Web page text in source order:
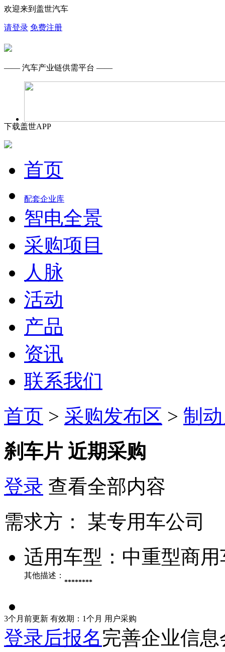
欢迎来到盖世汽车
请登录 免费注册
—— 汽车产业链供需平台 ——
下载盖世APP
首页
配套企业库
智电全景
采购项目
人脉
活动
产品
资讯
联系我们
首页 > 采购发布区 > 制
刹车片 近期采购
登录 查看全部内容
需求方：
某专用车公司
适用车型： 中重型商
其他描述：
********
3个月前更新 有效期：1个月 用户采购
登录后报名完善企业信